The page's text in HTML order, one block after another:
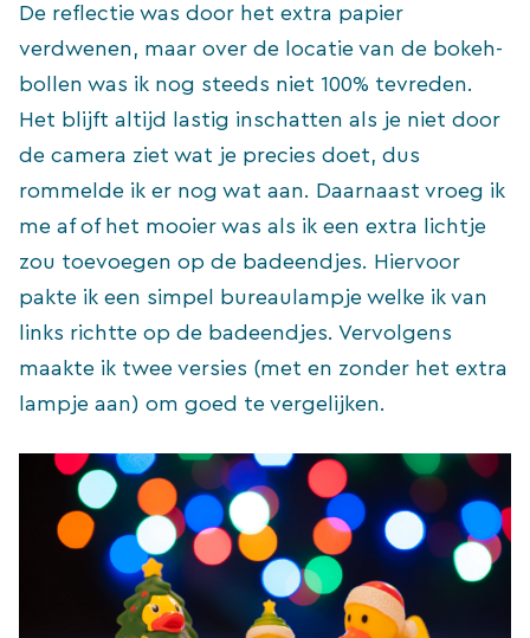
De reflectie was door het extra papier
verdwenen, maar over de locatie van de bokeh-
bollen was ik nog steeds niet 100% tevreden.
Het blijft altijd lastig inschatten als je niet door
de camera ziet wat je precies doet, dus
rommelde ik er nog wat aan. Daarnaast vroeg ik
me af of het mooier was als ik een extra lichtje
zou toevoegen op de badeendjes. Hiervoor
pakte ik een simpel bureaulampje welke ik van
links richtte op de badeendjes. Vervolgens
maakte ik twee versies (met en zonder het extra
lampje aan) om goed te vergelijken.